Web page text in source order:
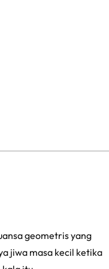
geometris yang
jiwa masa kecil ketika